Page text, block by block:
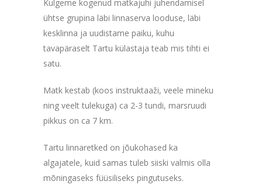
Kulgeme kogenud matkajuhi juhendamisel
ühtse grupina läbi linnaserva looduse, läbi
kesklinna ja uudistame paiku, kuhu
tavapäraselt Tartu külastaja teab mis tihti ei
satu.
Matk kestab (koos instruktaaži, veele mineku
ning veelt tulekuga) ca 2-3 tundi, marsruudi
pikkus on ca 7 km.
Tartu linnaretked on jõukohased ka
algajatele, kuid samas tuleb siiski valmis olla
mõningaseks füüsiliseks pingutuseks.